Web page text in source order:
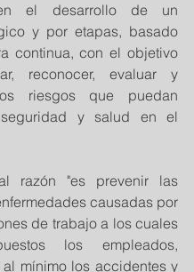
el desarrollo de un
y por etapas, basado
continua, con el objetivo
reconocer, evaluar y
riesgos que puedan
y salud en el
razón "es prevenir las
causadas por
de trabajo a los cuales
los empleados,
mínimo los accidentes y